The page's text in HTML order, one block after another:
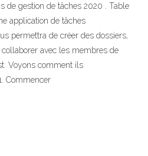
de gestion de tâches 2020 . Table
application de tâches
permettra de créer des dossiers,
avec les membres de
Voyons comment ils
Commencer